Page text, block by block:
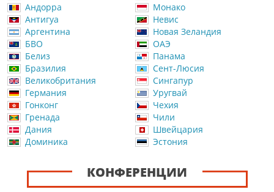
Андорра
Антигуа
Аргентина
БВО
Белиз
Бразилия
Великобритания
Германия
Гонконг
Гренада
Дания
Доминика
Монако
Невис
Новая Зеландия
ОАЭ
Панама
Сент-Люсия
Сингапур
Уругвай
Чехия
Чили
Швейцария
Эстония
КОНФЕРЕНЦИИ